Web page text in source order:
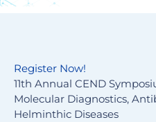
Register Now!
11th Annual CEND
Molecular Diagnostics,
Helminthic Diseases